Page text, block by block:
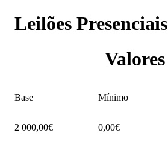
Leilões Presenciais
Valores
Base Mínimo
2 000,00€ 0,00€